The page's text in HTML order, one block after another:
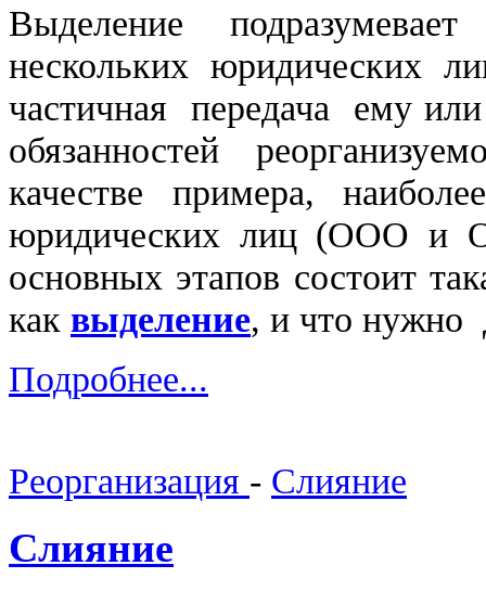
Выделение
нескольких юридических
частичная передача ему
обязанностей
качестве примера,
юридических лиц (ООО и
основных этапов состоит
как выделение, и что нужно
Подробнее...
Реорганизация - Слияние
Слияние